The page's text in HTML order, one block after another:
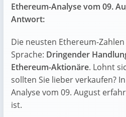
Ethereum-Analyse vom 09.
Antwort:
Die neusten Ethereum-
Sprache: Dringender
Ethereum-Aktionäre. Lohnt
sollten Sie lieber verkaufen?
Analyse vom 09. August
ist.